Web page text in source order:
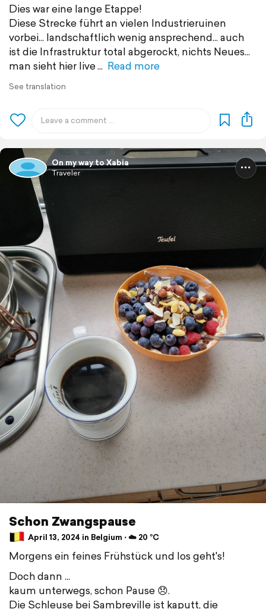
Dies war eine lange Etappe!
Diese Strecke führt an vielen Industrieruinen
vorbei... landschaftlich wenig ansprechend... auch
ist die Infrastruktur total abgerockt, nichts Neues...
man sieht hier live
Read more
See translation
On my way to Xabia
Traveler
Schon Zwangspause
April 13, 2024 in Belgium ⋅ ☁️ 20 °C
Morgens ein feines Frühstück und los geht's!
Doch dann ...
kaum unterwegs, schon Pause 😞.
Die Schleuse bei Sambreville ist kaputt, die